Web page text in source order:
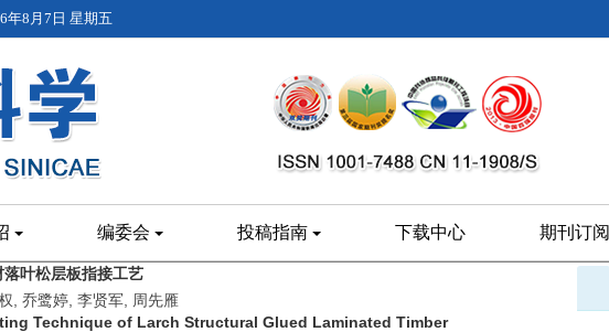
年8月7日 星期五
编委会 投稿指南 下载中心 期刊订阅
叶松层板指接工艺
, 乔鹭婷, 李贤军, 周先雁
Technique of Larch Structural Glued Laminated Timber